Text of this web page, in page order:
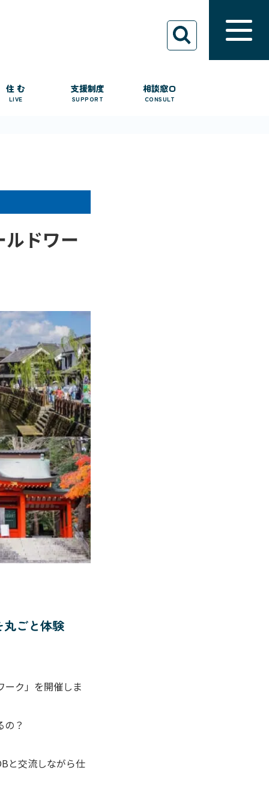
住 む
LIVE
支援制度
SUPPORT
相談窓口
CONSULT
ドワー
ごと体験
ーク」を開催しま
？
と交流しながら仕